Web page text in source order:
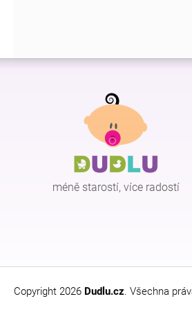
Z
méně starostí, více radostí
Copyright 2026 Dudlu.cz. Všechna